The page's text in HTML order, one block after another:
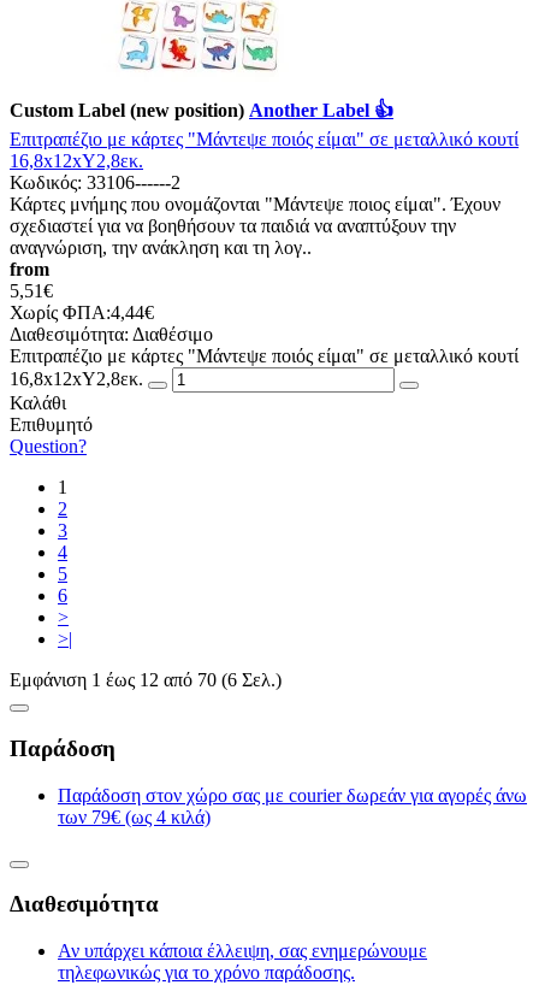
Custom Label (new position) Another Label 👍
Επιτραπέζιο με κάρτες "Μάντεψε ποιός είμαι" σε μεταλλικό κουτί
16,8x12xΥ2,8εκ.
Κωδικός: 33106------2
Κάρτες μνήμης που ονομάζονται "Μάντεψε ποιος είμαι". Έχουν
σχεδιαστεί για να βοηθήσουν τα παιδιά να αναπτύξουν την
αναγνώριση, την ανάκληση και τη λογ..
from
5,51€
Χωρίς ΦΠΑ:4,44€
Διαθεσιμότητα: Διαθέσιμο
Επιτραπέζιο με κάρτες "Μάντεψε ποιός είμαι" σε μεταλλικό κουτί
16,8x12xΥ2,8εκ.
Καλάθι
Επιθυμητό
Question?
1
2
3
4
5
6
>
>|
Εμφάνιση 1 έως 12 από 70 (6 Σελ.)
Παράδοση
Παράδοση στον χώρο σας με courier δωρεάν για αγορές άνω
των 79€ (ως 4 κιλά)
Διαθεσιμότητα
Αν υπάρχει κάποια έλλειψη, σας ενημερώνουμε
τηλεφωνικώς για το χρόνο παράδοσης.